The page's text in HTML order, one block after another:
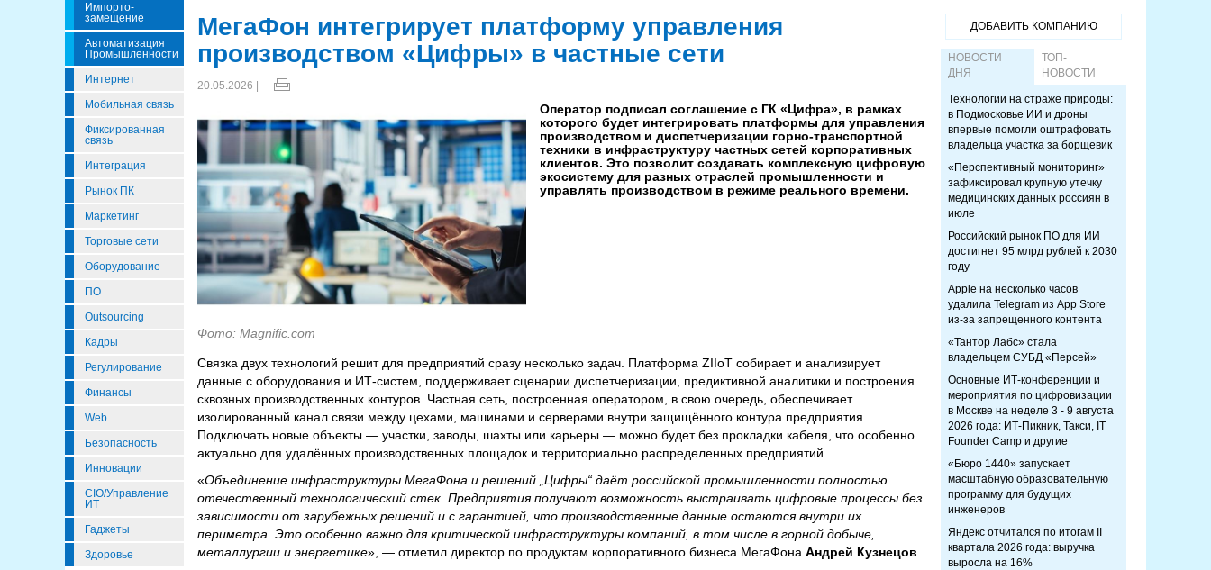
Импорто­
Замещение
Автоматизация
Промышленности
Интернет
Мобильная связь
Фиксированная
связь
Интеграция
Рынок ПК
Маркетинг
Торговые сети
Оборудование
ПО
Outsourcing
Кадры
Регулирование
Финансы
Web
Безопасность
Инновации
CIO/Управление
ИТ
Гаджеты
Здоровье
МегаФон интегрирует платформу управления
производством «Цифры» в частные сети
20.05.2026 |
Фото: Magnific.com
Оператор подписал соглашение с ГК «Цифра», в рамках
которого будет интегрировать платформы для управления
производством и диспетчеризации горно-транспортной
техники в инфраструктуру частных сетей корпоративных
клиентов. Это позволит создавать комплексную цифровую
экосистему для разных отраслей промышленности и
управлять производством в режиме реального времени.
Связка двух технологий решит для предприятий сразу несколько задач. Платформа ZIIoT собирает и анализирует
данные с оборудования и ИТ-систем, поддерживает сценарии диспетчеризации, предиктивной аналитики и построения
сквозных производственных контуров. Частная сеть, построенная оператором, в свою очередь, обеспечивает
изолированный канал связи между цехами, машинами и серверами внутри защищённого контура предприятия.
Подключать новые объекты — участки, заводы, шахты или карьеры — можно будет без прокладки кабеля, что особенно
актуально для удалённых производственных площадок и территориально распределенных предприятий
«Объединение инфраструктуры МегаФона и решений „Цифры“ даёт российской промышленности полностью
отечественный технологический стек. Предприятия получают возможность выстраивать цифровые процессы без
зависимости от зарубежных решений и с гарантией, что производственные данные остаются внутри их
периметра. Это особенно важно для критической инфраструктуры компаний, в том числе в горной добыче,
металлургии и энергетике», — отметил директор по продуктам корпоративного бизнеса МегаФона Андрей Кузнецов
ДОБАВИТЬ КОМПАНИЮ
НОВОСТИ
ДНЯ
ТОП-
НОВОСТИ
Технологии на страже природы:
в Подмосковье ИИ и дроны
впервые помогли оштрафовать
владельца участка за борщевик
«Перспективный мониторинг»
зафиксировал крупную утечку
медицинских данных россиян в
июле
Российский рынок ПО для ИИ
достигнет 95 млрд рублей к 2030
году
Apple на несколько часов
удалила Telegram из App Store
из-за запрещенного контента
«Тантор Лабс» стала
владельцем СУБД «Персей»
Основные ИТ-конференции и
мероприятия по цифровизации
в Москве на неделе 3 - 9 августа
2026 года: ИТ-Пикник, Такси, IT
Founder Camp и другие
«Бюро 1440» запускает
масштабную образовательную
программу для будущих
инженеров
Яндекс отчитался по итогам II
квартала 2026 года: выручка
выросла на 16%